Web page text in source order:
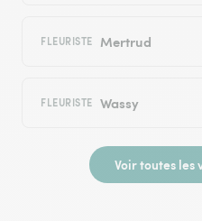
FLEURISTE Mertrud
FLEURISTE Wassy
Voir toutes les